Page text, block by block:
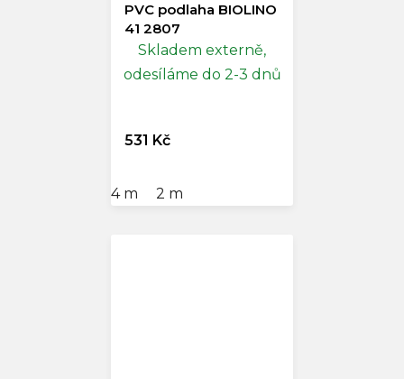
PVC podlaha BIOLINO
41 2807
Skladem externě,
odesíláme do 2-3 dnů
531 Kč
4 m 2 m